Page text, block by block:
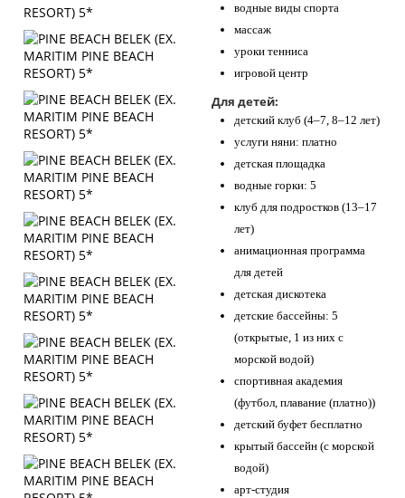
водные виды спорта
массаж
уроки тенниса
игровой центр
Для детей:
детский клуб (4–7, 8–12 лет)
услуги няни: платно
детская площадка
водные горки: 5
клуб для подростков (13–17
лет)
анимационная программа
для детей
детская дискотека
детские бассейны: 5
(открытые, 1 из них с
морской водой)
спортивная академия
(футбол, плавание (платно))
детский буфет бесплатно
крытый бассейн (с морской
водой)
арт-студия